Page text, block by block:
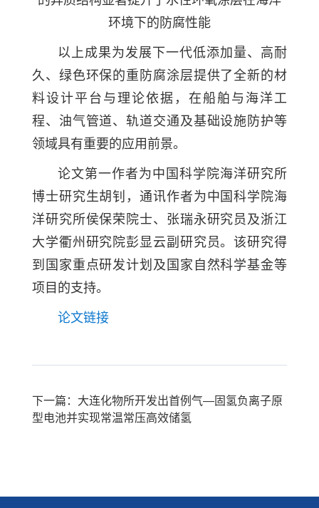
环境下的防腐性能
以上成果为发展下一代低添加量、高耐
久、绿色环保的重防腐涂层提供了全新的材
料设计平台与理论依据，在船舶与海洋工
程、油气管道、轨道交通及基础设施防护等
领域具有重要的应用前景。
论文第一作者为中国科学院海洋研究所
博士研究生胡钊，通讯作者为中国科学院海
洋研究所侯保荣院士、张瑞永研究员及浙江
大学衢州研究院彭显云副研究员。该研究得
到国家重点研发计划及国家自然科学基金等
项目的支持。
论文链接
下一篇：大连化物所开发出首例气—固氢负离子原
型电池并实现常温常压高效储氢